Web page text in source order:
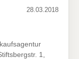
28.03.2018
1,